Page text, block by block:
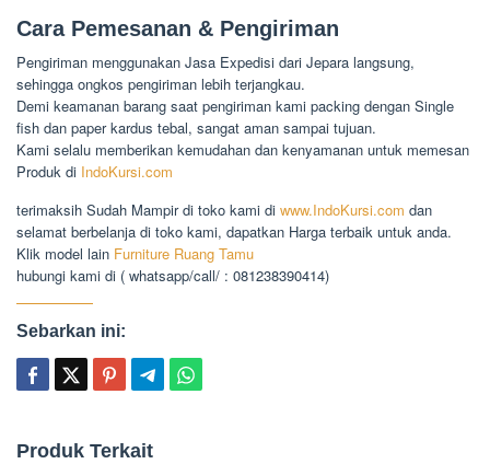
Cara Pemesanan & Pengiriman
Pengiriman menggunakan Jasa Expedisi dari Jepara langsung,
sehingga ongkos pengiriman lebih terjangkau.
Demi keamanan barang saat pengiriman kami packing dengan Single
fish dan paper kardus tebal, sangat aman sampai tujuan.
Kami selalu memberikan kemudahan dan kenyamanan untuk memesan
Produk di IndoKursi.com
terimaksih Sudah Mampir di toko kami di www.IndoKursi.com dan
selamat berbelanja di toko kami, dapatkan Harga terbaik untuk anda.
Klik model lain Furniture Ruang Tamu
hubungi kami di ( whatsapp/call/ : 081238390414)
Sebarkan ini:
Produk Terkait